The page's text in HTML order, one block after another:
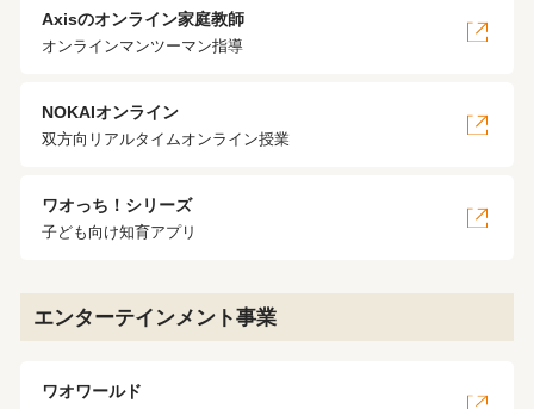
Axisのオンライン家庭教師
オンラインマンツーマン指導
NOKAIオンライン
双方向リアルタイムオンライン授業
ワオっち！シリーズ
子ども向け知育アプリ
エンターテインメント事業
ワオワールド